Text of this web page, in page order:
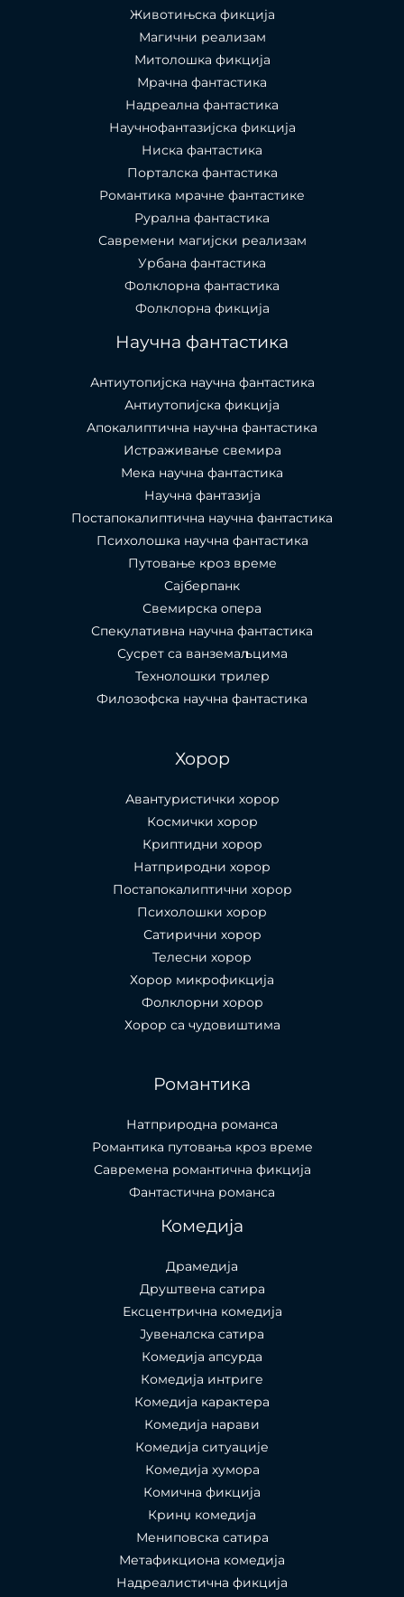
Животињска фикција
Магични реализам
Митолошка фикција
Мрачна фантастика
Надреална фантастика
Научнофантазијска фикција
Ниска фантастика
Порталска фантастика​
Романтика мрачне фантастике
Рурална фантастика
Савремени магијски реализам
Урбана фантастика
Фолклорна фантастика
Фолклорна фикција
Научна фантастика
Антиутопијска научна фантастика
Антиутопијска фикција
Апокалиптична научна фантастика
Истраживање свемира
Мека научна фантастика
Научна фантазија
Постапокалиптична научна фантастика
Психолошка научна фантастика
Путовање кроз време
Сајберпанк
Свемирска опера
Спекулативна научна фантастика
Сусрет са ванземаљцима
Технолошки трилер
Филозофска научна фантастика
Хорор
Авантуристички хорор
Космички хорор
Криптидни хорор
Натприродни хорор
Постапокалиптични хорор
Психолошки хорор
Сатирични хорор
Телесни хорор
Хорор микрофикција
Фолклорни хорор
Хорор са чудовиштима
Романтика
Натприродна романса
Романтика путовања кроз време
Савремена романтична фикција
Фантастична романса
Комедија
Драмедија
Друштвена сатира
Ексцентрична комедија
Јувеналска сатира
Комедија апсурда
Комедија интриге
Комедија карактера
Комедија нарави
Комедија ситуације
Комедија хумора
Комична фикција
Кринџ комедија
Мениповска сатира
Метафикциона комедија
Надреалистична фикција